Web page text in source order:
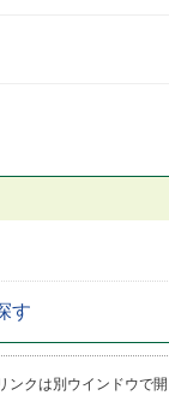
す
ンクは別ウインドウで